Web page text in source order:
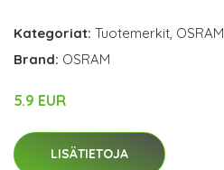
Kategoriat: Tuotemerkit, OSRAM
Brand: OSRAM
5.9 EUR
LISÄTIETOJA